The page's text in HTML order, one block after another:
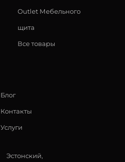
Outlet Мебельного
щита
Все товары
Блог
Контакты
Услуги
Эстонский,